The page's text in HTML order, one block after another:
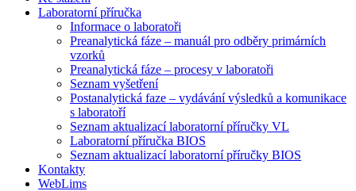
Laboratorní příručka
Informace o laboratoři
Preanalytická fáze – manuál pro odběry primárních
vzorků
Preanalytická fáze – procesy v laboratoři
Seznam vyšetření
Postanalytická faze – vydávání výsledků a komunikace
s laboratoří
Seznam aktualizací laboratorní příručky VL
Laboratorní příručka BIOS
Seznam aktualizací laboratorní příručky BIOS
Kontakty
WebLims